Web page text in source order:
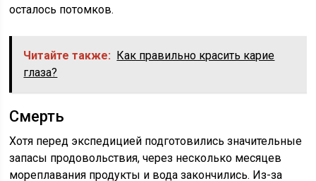
осталось потомков.
Читайте также: Как правильно красить карие
глаза?
Смерть
Хотя перед экспедицией подготовились значительные
запасы продовольствия, через несколько месяцев
мореплавания продукты и вода закончились. Из-за